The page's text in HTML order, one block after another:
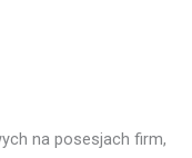
na posesjach firm,